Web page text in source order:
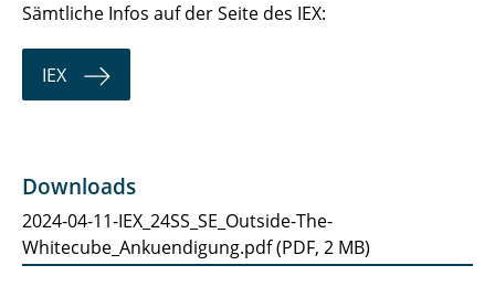
Sämtliche Infos auf der Seite des IEX:
IEX
Downloads
2024-04-11-IEX_24SS_SE_Outside-The-
Whitecube_Ankuendigung.pdf(PDF, 2 MB)